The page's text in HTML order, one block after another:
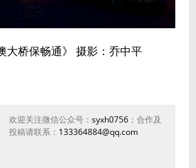
大桥保畅通》 摄影：乔中平
欢迎关注微信公众号： syxh0756；合作及
投稿请联系： 133364884@qq.com